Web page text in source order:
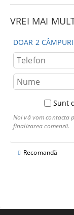
VREI MAI
DOAR 2
Sunt
Noi vă vom contacta
finalizarea comenzii.
Recomandă